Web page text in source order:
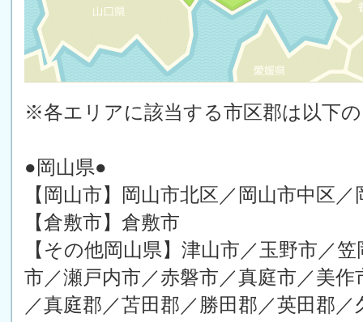
※各エリアに該当する市区郡は以下
●岡山県●
【岡山市】岡山市北区／岡山市中区
【倉敷市】倉敷市
【その他岡山県】津山市／玉野市／
市／瀬戸内市／赤磐市／真庭市／美
／真庭郡／苫田郡／勝田郡／英田郡